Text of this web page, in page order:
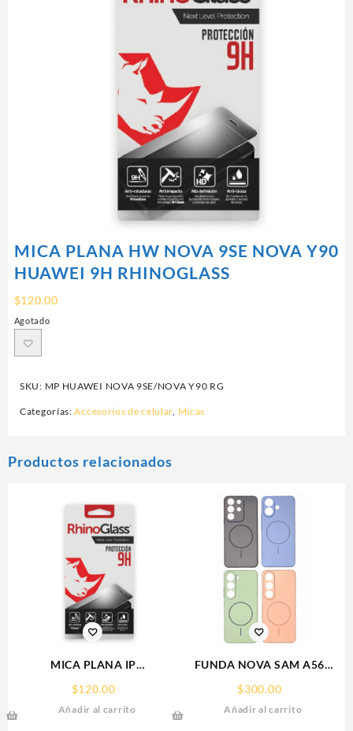
MICA PLANA HW NOVA 9SE NOVA Y90
HUAWEI 9H RHINOGLASS
$120.00
Agotado
SKU: MP HUAWEI NOVA 9SE/NOVA Y90 RG
Categorías:Accesorios de celular, Micas
Productos relacionados
MICA PLANA IP
9H RHINOGLASS
$120.00
Añadir al carrito
FUNDA NOVA SAM A56
SOPORTE MAGNETICO
SAMSUNG
$300.00
Añadir al carrito